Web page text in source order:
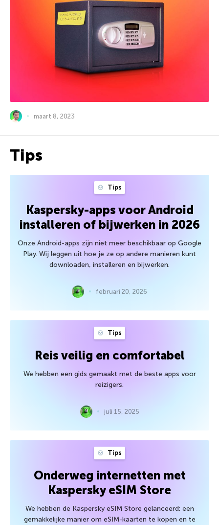
maart 8, 2023
Tips
Tips
Kaspersky-apps voor Android
installeren of bijwerken in 2026
Onze Android-apps zijn niet meer beschikbaar op Google
Play. Wij leggen uit hoe je ze op andere manieren kunt
downloaden, installeren en bijwerken.
februari 20, 2026
Tips
Reis veilig en comfortabel
We hebben een gids gemaakt met de beste apps voor
reizigers.
juli 15, 2025
Tips
Onderweg internetten met
Kaspersky eSIM Store
We hebben de Kaspersky eSIM Store gelanceerd: een
gemakkelijke manier om eSIM-kaarten te kopen en te